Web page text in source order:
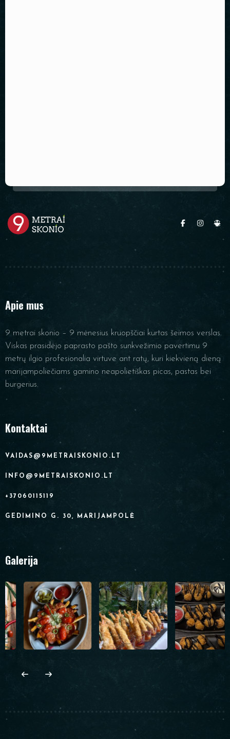
Apie mus
9 metrai skonio – 9 mėnesius kruopščiai kurtas šeimos verslas.
Viskas prasidėjo paprasto pašto sunkvežimio pavertimu 9
metrų ilgio profesionalia virtuve ant ratų, kuri kiekvieną dieną
marijampoliečiams gamino neapolietiškas picas, pastas bei
burgerius.
Kontaktai
VAIDAS@9METRAISKONIO.LT
INFO@9METRAISKONIO.LT
+37060115119
GEDIMINO G. 30, MARIJAMPOLĖ
Galerija